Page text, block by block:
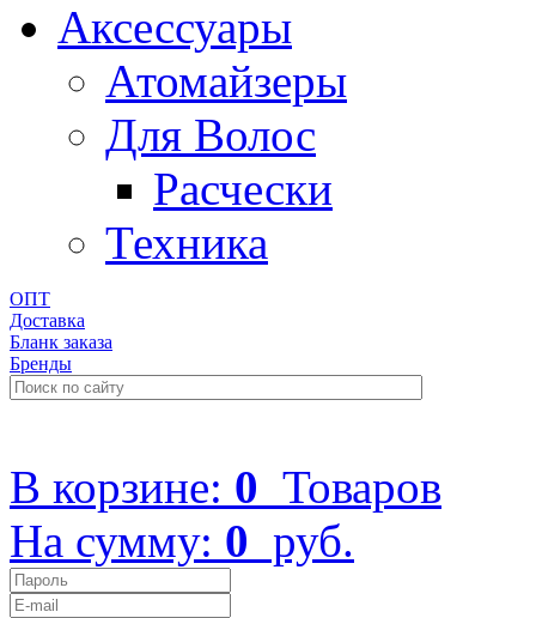
Aксессуары
Атомайзеры
Для Волос
Расчески
Техника
ОПТ
Доставка
Бланк заказа
Бренды
В корзине: 0 Товаров
На сумму: 0 руб.